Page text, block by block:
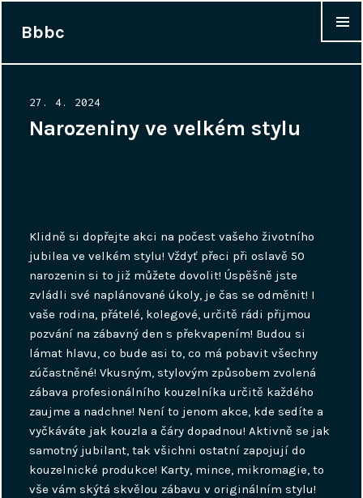
Bbbc
Posted
on
27. 4. 2024
Narozeniny ve velkém stylu
Klidně si dopřejte akci na počest vašeho životního
jubilea ve velkém stylu! Vždyť přeci přioslavě 50
narozenin si to již můžete dovolit! Úspěšně jste
zvládli své naplánované úkoly, je čas se odměnit! I
vaše rodina, přátelé, kolegové, určitě rádi přijmou
pozvání na zábavný den s překvapením! Budou si
lámat hlavu, co bude asi to, co má pobavit všechny
zúčastněné! Vkusným, stylovým způsobem zvolená
zábava profesionálního kouzelníka určitě každého
zaujme a nadchne! Není to jenom akce, kde sedíte a
vyčkáváte jak kouzla a čáry dopadnou! Aktivně se jak
samotný jubilant, tak všichni ostatní zapojují do
kouzelnické produkce! Karty, mince, mikromagie, to
vše vám skýtá skvělou zábavu v originálním stylu!